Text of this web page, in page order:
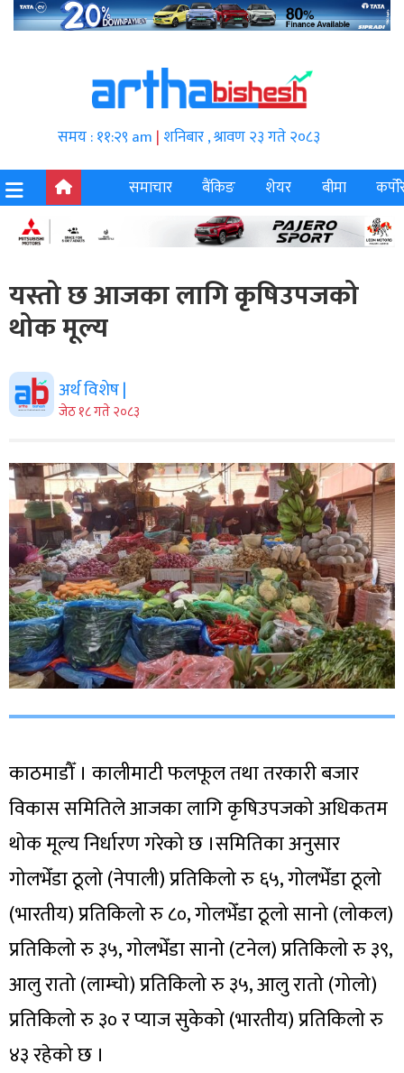
समय : ११:२९ am | शनिबार , श्रावण २३ गते २०८३
समाचार
बैंकिङ शेयर बीमा
यस्तो छ आजका लागि कृषिउपजको
थोक मूल्य
अर्थ विशेष |
जेठ १८ गते २०८३
काठमाडौँ । कालीमाटी फलफूल तथा तरकारी बजार
विकास समितिले आजका लागि कृषिउपजको अधिकतम
थोक मूल्य निर्धारण गरेको छ ।समितिका अनुसार
गोलभेँडा ठूलो (नेपाली) प्रतिकिलो रु ६५, गोलभेँडा ठूलो
(भारतीय) प्रतिकिलो रु ८०, गोलभेँडा ठूलो सानो (लोकल)
प्रतिकिलो रु ३५, गोलभेँडा सानो (टनेल) प्रतिकिलो रु ३९,
आलु रातो (लाम्चो) प्रतिकिलो रु ३५, आलु रातो (गोलो)
प्रतिकिलो रु ३० र प्याज सुकेको (भारतीय) प्रतिकिलो रु
४३ रहेको छ ।